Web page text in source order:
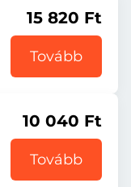
15 820 Ft
Tovább
10 040 Ft
Tovább